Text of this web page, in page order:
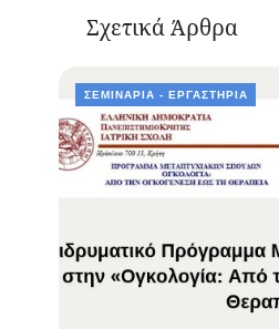
Σχετικά Άρθρα
ΣΕΜΙΝΆΡΙΑ - ΕΡΓΑΣΤΉΡΙΑ